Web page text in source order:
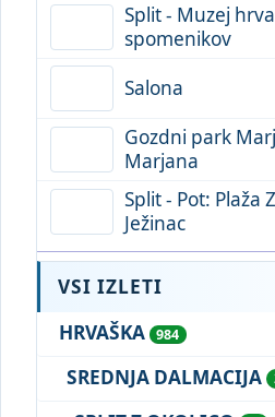
Split - Muzej
spomenikov
Salona
Gozdni park
Marjana
Split - Pot: Plaža
Ježinac
VSI IZLETI
HRVAŠKA
984
SREDNJA DALMACIJA